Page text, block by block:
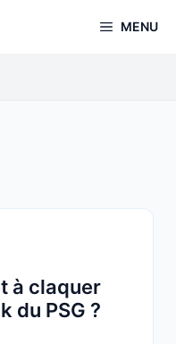
MENU
à claquer
du PSG ?